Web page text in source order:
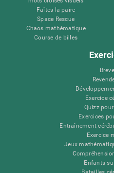
Faîtes la paire
Space Rescue
Chaos mathématique
Course de billes
Exercice
Quizz
Exercices
Entraînement
Exercice
Jeux
Enfants